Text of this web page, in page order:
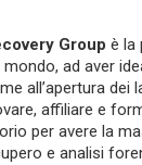
Group è la
ad aver
all’apertura dei
affiliare e
per avere la
e analisi